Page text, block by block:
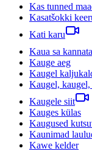
Kas tunned
Kasatšokki
Kati karu
Kaua sa
Kauge aeg
Kaugel
Kaugel,
Kaugele siit
Kauges külas
Kaugused
Kaunimad
Kawe kelder